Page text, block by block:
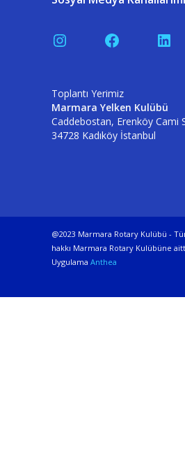
InstagramFacebook
Toplantı Yerimiz
Marmara Yelken Kulübü
Caddebostan, Erenköy Cami
34728 Kadıköy İstanbul
@2023 Marmara Rotary Kulübü -
hakkı Marmara Rotary Kulübüne
Uygulama Anthea